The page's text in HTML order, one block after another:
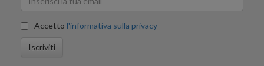
Accetto l'informativa sulla privacy
Iscriviti